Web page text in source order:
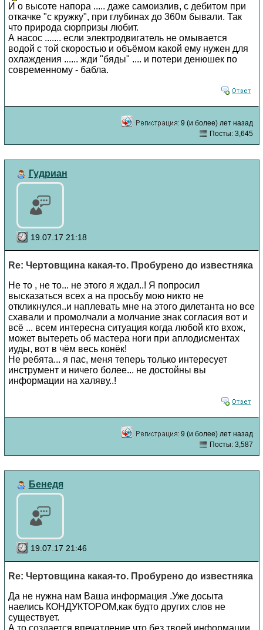
И о высоте напора ..... даже самоизлив, с дебитом при
откачке "с кружку", при глубинах до 360м бывали. Так
что природа сюрпризы любит.
А насос ....... если электродвигатель не омывается
водой с той скоростью и объёмом какой ему нужен для
охлаждения ...... жди "бяды" .... и потери денюшек по
современному - бабла.
9 (и более) лет назад
Посты: 3,645
Гудриан
19.07.17 21:18
Re: Чертовщина какая-то. Пробурено до известняка
Не то , не то... не этого я ждал..! Я попросил
высказаться всех а на просьбу мою никто не
откликнулся..и наплевать мне на этого дилетанта но все
схавали и промолчали а молчание знак согласия вот и
всё ... всем интересна ситуация когда любой кто вхож,
может вытереть об мастера ноги при аплодисментах
иуды, вот в чём весь конёк!
Не ребята... я пас, меня теперь только интересует
инструмент и ничего более... не достойны вы
информации на халяву..!
9 (и более) лет назад
Посты: 3,587
Бенедя
19.07.17 21:46
Re: Чертовщина какая-то. Пробурено до известняка
Да не нужна нам Ваша информация .Уже досыта
наелись КОНДУКТОРОМ,как будто других слов не
существует.
А то создается впечатление что без твоей информации